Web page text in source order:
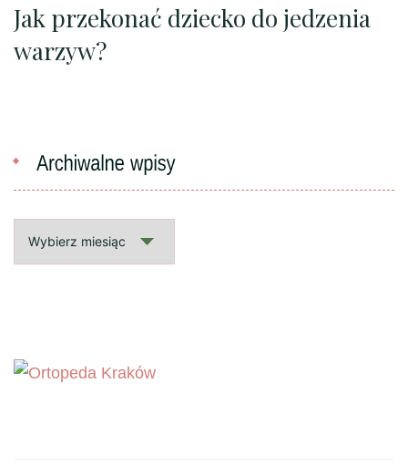
Jak przekonać dziecko do jedzenia
warzyw?
wpisy